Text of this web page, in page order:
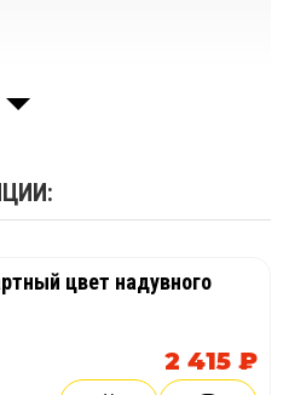
цвет надувного
2 415 ₽